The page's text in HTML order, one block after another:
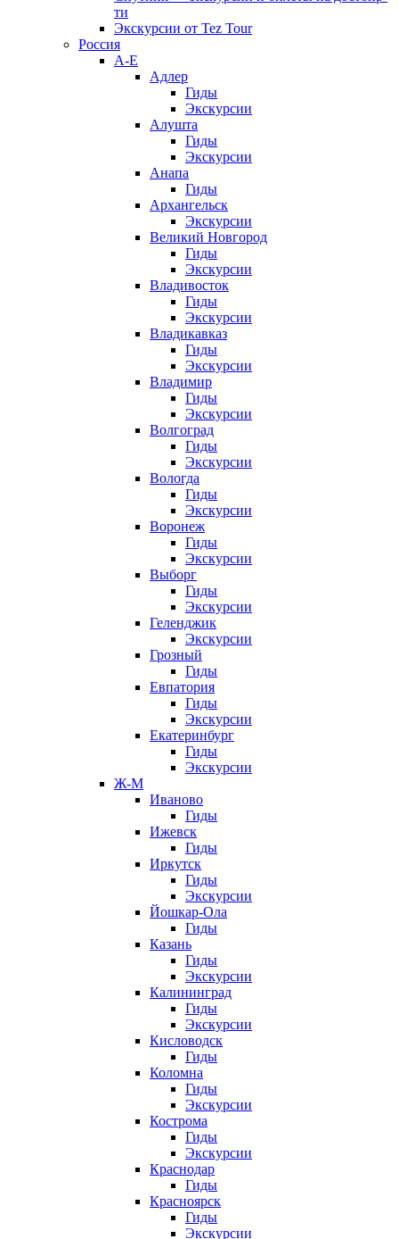
ти
Экскурсии от Tez Tour
Россия
А-Е
Адлер
Гиды
Экскурсии
Алушта
Гиды
Экскурсии
Анапа
Гиды
Архангельск
Экскурсии
Великий Новгород
Гиды
Экскурсии
Владивосток
Гиды
Экскурсии
Владикавказ
Гиды
Экскурсии
Владимир
Гиды
Экскурсии
Волгоград
Гиды
Экскурсии
Вологда
Гиды
Экскурсии
Воронеж
Гиды
Экскурсии
Выборг
Гиды
Экскурсии
Геленджик
Экскурсии
Грозный
Гиды
Евпатория
Гиды
Экскурсии
Екатеринбург
Гиды
Экскурсии
Ж-М
Иваново
Гиды
Ижевск
Гиды
Иркутск
Гиды
Экскурсии
Йошкар-Ола
Гиды
Казань
Гиды
Экскурсии
Калининград
Гиды
Экскурсии
Кисловодск
Гиды
Коломна
Гиды
Экскурсии
Кострома
Гиды
Экскурсии
Краснодар
Гиды
Красноярск
Гиды
Экскурсии